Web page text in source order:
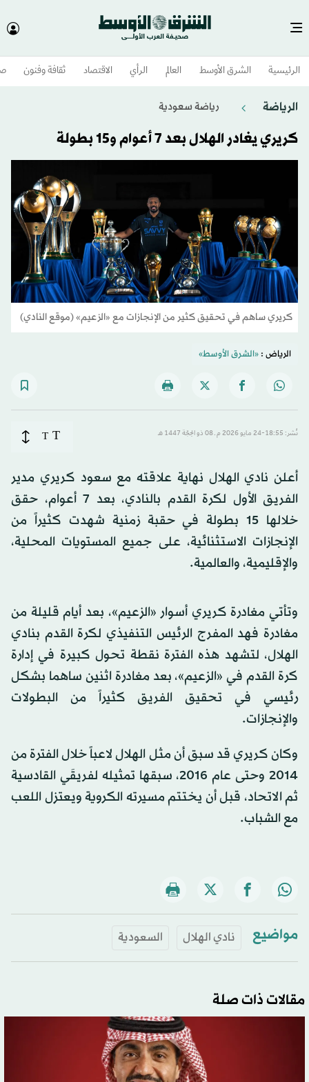
الرئيسية الشرق الأوسط​ العالم الرأي الاقتصاد ثقافة وفنون
الرياضة رياضة سعودية
كريري يغادر الهلال بعد 7 أعوام و15 بطولة
كريري ساهم في تحقيق كثير من الإنجازات مع «الزعيم» (موقع النادي)
الرياض :«الشرق الأوسط»
نُشر: 18:55-24 مايو 2026 م ـ 08 ذو الحِجّة 1447 هـ T
T
أعلن نادي الهلال نهاية علاقته مع سعود كريري مدير
الفريق الأول لكرة القدم بالنادي، بعد 7 أعوام، حقق
خلالها 15 بطولة في حقبة زمنية شهدت كثيراً من
الإنجازات الاستثنائية، على جميع المستويات المحلية،
والإقليمية، والعالمية.
وتأتي مغادرة كريري أسوار «الزعيم»، بعد أيام قليلة من
مغادرة فهد المفرج الرئيس التنفيذي لكرة القدم بنادي
الهلال، لتشهد هذه الفترة نقطة تحول كبيرة في إدارة
كرة القدم في «الزعيم»، بعد مغادرة اثنين ساهما بشكل
رئيسي في تحقيق الفريق كثيراً من البطولات
والإنجازات.
وكان كريري قد سبق أن مثل الهلال لاعباً خلال الفترة من
2014 وحتى عام 2016، سبقها تمثيله لفريقَي القادسية
ثم الاتحاد، قبل أن يختتم مسيرته الكروية ويعتزل اللعب
مع الشباب.
مواضيع نادي الهلال السعودية
مقالات ذات صلة